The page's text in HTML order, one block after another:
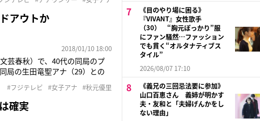
」も終了。4月からは同局
アウトか
2018/01/10 18:00
芸春秋）で、40代の同局のプ
局の生田竜聖アナ（29）との
、秋元アナの担当番組出演を当
#フジテレビ #女子アナ #秋元優里
確実
《目のやり場に困る》
『VIVANT』女性歌手
（30） “胸元ぽっかり”服
にファン騒然…ファッション
でも貫く“オルタナティブス
タイル”
2026/08/07 17:10
《義兄の三回忌法要に参加》
山口百恵さん 義姉が明かす
夫・友和と「夫婦げんかをし
ない理由」